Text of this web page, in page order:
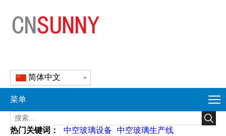
简体中文
菜单
热门关键词： 中空玻璃设备
中空玻璃生产线